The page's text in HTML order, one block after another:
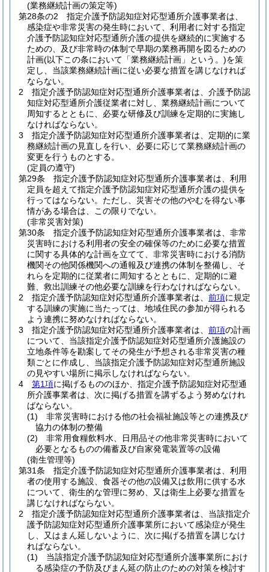
(業務継続計画の策定等)
第28条の2
指定介護予防認知症対応型通所介護事業者は、
感染症や非常災害の発生時において、利用者に対する指定
介護予防認知症対応型通所介護の提供を継続的に実施する
ための、及び非常時の体制で早期の業務再開を図るための
計画(以下この条において「業務継続計画」という。)を策
定し、当該業務継続計画に従い必要な措置を講じなければ
ならない。
2
指定介護予防認知症対応型通所介護事業者は、介護予防認
知症対応型通所介護従業者に対し、業務継続計画について
周知するとともに、必要な研修及び訓練を定期的に実施し
なければならない。
3
指定介護予防認知症対応型通所介護事業者は、定期的に業
務継続計画の見直しを行い、必要に応じて業務継続計画の
変更を行うものとする。
(定員の遵守)
第29条
指定介護予防認知症対応型通所介護事業者は、利用
定員を超えて指定介護予防認知症対応型通所介護の提供を
行ってはならない。 ただし、災害その他のやむを得ない事
情がある場合は、この限りでない。
(非常災害対策)
第30条
指定介護予防認知症対応型通所介護事業者は、非常
災害時における利用者の安全の確保等のために必要な措置
に関する具体的な計画を立てて、非常災害時における消防
機関その他関係機関への通報及び連携の体制を整備し、そ
れらを定期的に従業者に周知するとともに、定期的に避
難、救出訓練その他必要な訓練を行わなければならない。
2
指定介護予防認知症対応型通所介護事業者は、 前項に規定
する訓練の実施に当たっては、地域住民の参加が得られる
よう連携に努めなければならない。
3
指定介護予防認知症対応型通所介護事業者は、 前項の計画
について、当該指定介護予防認知症対応型通所介護施設の
立地条件等を勘案してその発生が予想される非常災害の種
類ごとに作成し、当該指定介護予防認知症対応型通所施設
の見やすい場所に掲示しなければならない。
4
第1項に掲げるもののほか、指定介護予防認知症対応型通
所介護事業者は、次に掲げる措置を講ずるよう努めなけれ
ばならない。
(1)
非常災害時における他の社会福祉施設等との連携及び
協力の体制の整備
(2)
非常用食糧飲料水、日用品その他非常災害時において
必要となるものの備蓄及び自家発電装置等の設備
(衛生管理等)
第31条
指定介護予防認知症対応型通所介護事業者は、利用
者の使用する施設、食器その他の設備又は飲用に供する水
について、衛生的な管理に努め、又は衛生上必要な措置を
講じなければならない。
2
指定介護予防認知症対応型通所介護事業者は、当該指定介
護予防認知症対応型通所介護事業所において感染症が発生
し、又はまん延しないように、次に掲げる措置を講じなけ
ればならない。
(1)
当該指定介護予防認知症対応型通所介護事業所におけ
る感染症の予防及びまん延の防止のための対策を検討す